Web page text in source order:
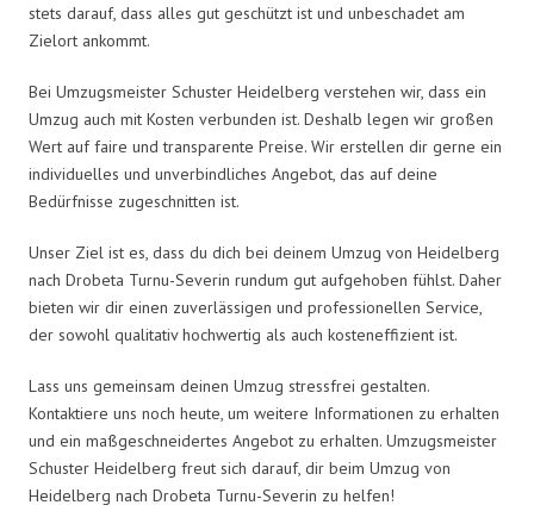
stets darauf, dass alles gut geschützt ist und unbeschadet am
Zielort ankommt.
Bei Umzugsmeister Schuster Heidelberg verstehen wir, dass ein
Umzug auch mit Kosten verbunden ist. Deshalb legen wir großen
Wert auf faire und transparente Preise. Wir erstellen dir gerne ein
individuelles und unverbindliches Angebot, das auf deine
Bedürfnisse zugeschnitten ist.
Unser Ziel ist es, dass du dich bei deinem Umzug von Heidelberg
nach Drobeta Turnu-Severin rundum gut aufgehoben fühlst. Daher
bieten wir dir einen zuverlässigen und professionellen Service,
der sowohl qualitativ hochwertig als auch kosteneffizient ist.
Lass uns gemeinsam deinen Umzug stressfrei gestalten.
Kontaktiere uns noch heute, um weitere Informationen zu erhalten
und ein maßgeschneidertes Angebot zu erhalten. Umzugsmeister
Schuster Heidelberg freut sich darauf, dir beim Umzug von
Heidelberg nach Drobeta Turnu-Severin zu helfen!